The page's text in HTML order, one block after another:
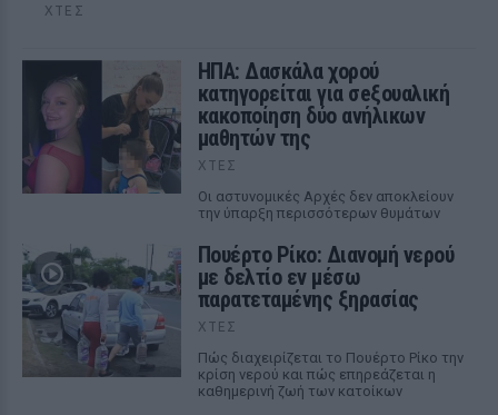
ΧΤΕΣ
ΗΠΑ: Δασκάλα χορού
κατηγορείται για σeξουαλική
κακοποίηση δύο ανήλικων
μαθητών της
ΧΤΕΣ
Οι αστυνομικές Αρχές δεν αποκλείουν
την ύπαρξη περισσότερων θυμάτων
Πουέρτο Ρίκο: Διανομή νερού
με δελτίο εν μέσω
παρατεταμένης ξηρασίας
ΧΤΕΣ
Πώς διαχειρίζεται το Πουέρτο Ρίκο την
κρίση νερού και πώς επηρεάζεται η
καθημερινή ζωή των κατοίκων